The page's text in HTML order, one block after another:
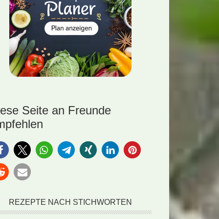
Seite an Freunde
REZEPTE NACH STICHWORTEN